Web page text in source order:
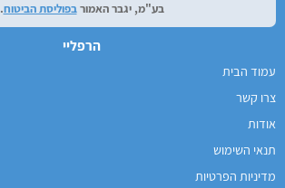
בע"מ, יגבר האמורבפוליסת הביטוח.
הרפליי
עמוד הבית
צרו קשר
אודות
תנאי השימוש
מדיניות הפרטיות